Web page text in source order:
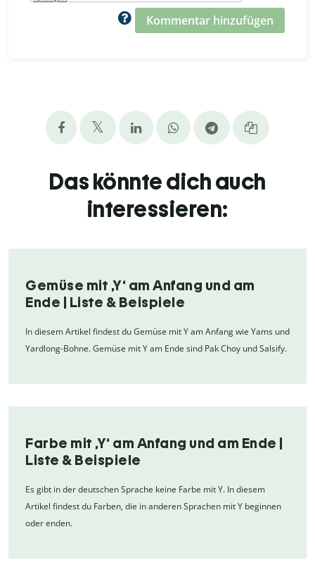
Kommentar hinzufügen
Das könnte dich auch
interessieren:
Gemüse mit ,Y‘ am Anfang und am
Ende | Liste & Beispiele
In diesem Artikel findest du Gemüse mit Y am Anfang wie Yams und
Yardlong-Bohne. Gemüse mit Y am Ende sind Pak Choy und Salsify.
Farbe mit ,Y‘ am Anfang und am Ende |
Liste & Beispiele
Es gibt in der deutschen Sprache keine Farbe mit Y. In diesem
Artikel findest du Farben, die in anderen Sprachen mit Y beginnen
oder enden.